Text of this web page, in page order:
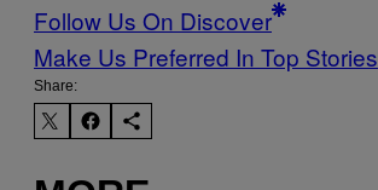
Follow Us On Discover
Make Us Preferred In Top Stories
Share: